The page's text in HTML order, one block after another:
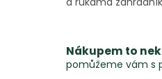
Nákupem to
pomůžeme vám s